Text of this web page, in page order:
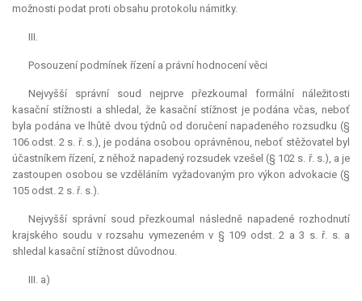
možnosti podat proti obsahu protokolu námitky.
III.
Posouzení podmínek řízení a právní hodnocení věci
Nejvyšší správní soud nejprve přezkoumal formální náležitosti
kasační stížnosti a shledal, že kasační stížnost je podána včas, neboť
byla podána ve lhůtě dvou týdnů od doručení napadeného rozsudku (§
106 odst. 2 s. ř. s.), je podána osobou oprávněnou, neboť stěžovatel byl
účastníkem řízení, z něhož napadený rozsudek vzešel (§ 102 s. ř. s.), a je
zastoupen osobou se vzděláním vyžadovaným pro výkon advokacie (§
105 odst. 2 s. ř. s.).
Nejvyšší správní soud přezkoumal následně napadené rozhodnutí
krajského soudu v rozsahu vymezeném v § 109 odst. 2 a 3 s. ř. s. a
shledal kasační stížnost důvodnou.
III. a)